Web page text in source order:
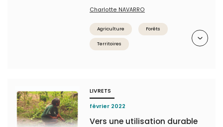
Charlotte NAVARRO
Agriculture Forêts
Territoires
LIVRETS
février 2022
Vers une utilisation durable